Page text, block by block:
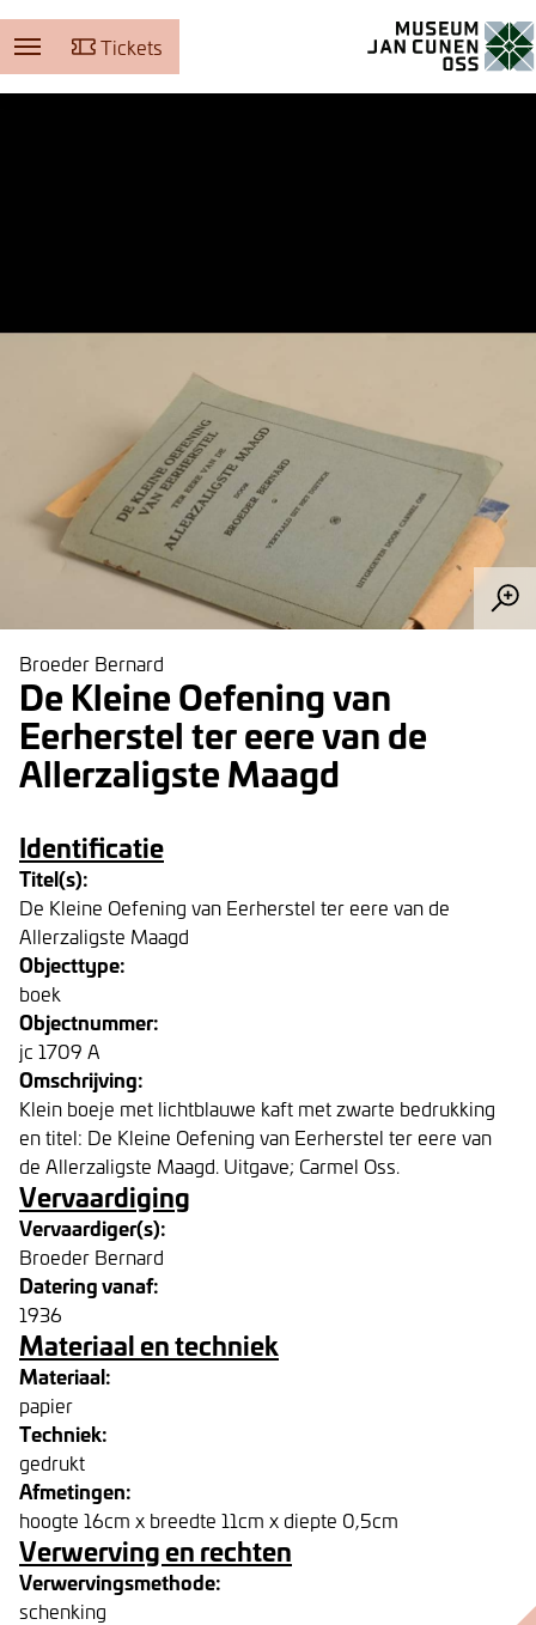
Tickets
Broeder Bernard
De Kleine Oefening van
Eerherstel ter eere van de
Allerzaligste Maagd
Identificatie
Titel(s):
De Kleine Oefening van Eerherstel ter eere van de
Allerzaligste Maagd
Objecttype:
boek
Objectnummer:
jc 1709 A
Omschrijving:
Klein boeje met lichtblauwe kaft met zwarte bedrukking
en titel: De Kleine Oefening van Eerherstel ter eere van
de Allerzaligste Maagd. Uitgave; Carmel Oss.
Vervaardiging
Vervaardiger(s):
Broeder Bernard
Datering vanaf:
1936
Materiaal en techniek
Materiaal:
papier
Techniek:
gedrukt
Afmetingen:
hoogte 16cm x breedte 11cm x diepte 0,5cm
Verwerving en rechten
Verwervingsmethode:
schenking